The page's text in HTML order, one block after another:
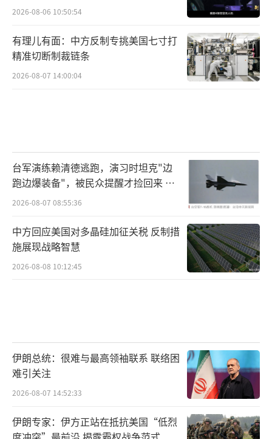
2026-08-06 10:50:54
有理儿有面：中方反制专挑美国七寸打
精准切断制裁链条
2026-08-07 14:00:04
台军演练赖清德逃跑，演习时坦克"边
跑边爆装备"，被民众提醒才捡回来 演
习状况频出引发关注
2026-08-07 08:55:36
中方回应美国对多晶硅加征关税 反制措
施展现战略智慧
2026-08-08 10:12:45
伊朗总统：很难与最高领袖联系 联络困
难引关注
2026-08-07 14:52:33
伊朗专家：伊方正站在抵抗美国“低烈